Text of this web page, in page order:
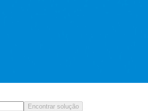
Encontrar solução